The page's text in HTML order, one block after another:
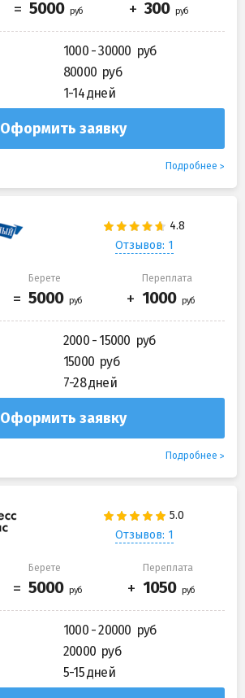
1000 - 30000
80000
1-14 дней
Оформить заявку
Подробнее
Отзывов: 1
Берете Переплата
2000 - 15000
15000
7-28 дней
Оформить заявку
Подробнее
Отзывов: 1
Берете Переплата
1000 - 20000
20000
5-15 дней